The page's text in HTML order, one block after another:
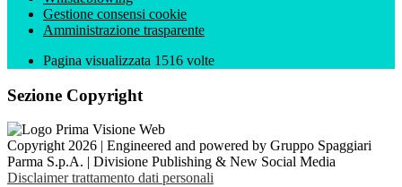
Gestione consensi cookie
Amministrazione trasparente
Pagina visualizzata 1516 volte
Sezione Copyright
Copyright 2026 | Engineered and powered by Gruppo Spaggiari
Parma S.p.A. | Divisione Publishing & New Social Media
Disclaimer trattamento dati personali